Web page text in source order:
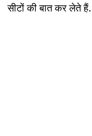
सीटों की बात कर लेते हैं.